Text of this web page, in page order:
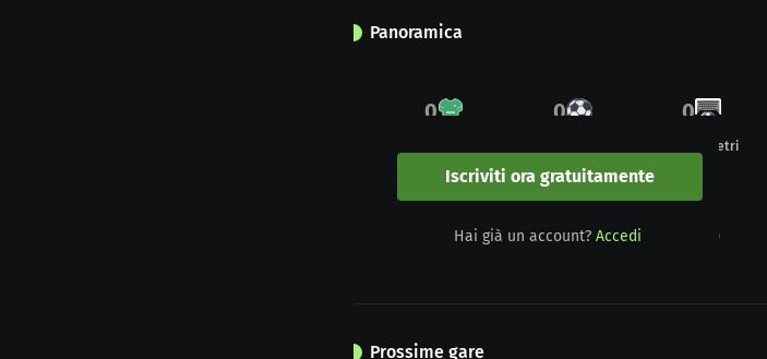
Panoramica
0 0 0
Undici metri
0
Giallo
0
Giallo-rosso
0
Rosso
Prossime gare
Iscriviti ora gratuitamente
Hai già un account? Accedi